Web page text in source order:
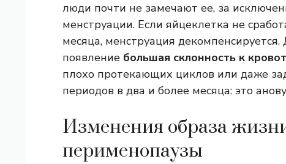
люди почти не замечают ее, за
менструации. Если яйцеклетка не
месяца, менструация
появление большая склонность к
плохо протекающих циклов или даже
периодов в два и более месяца: это
Изменения образа
перименопаузы